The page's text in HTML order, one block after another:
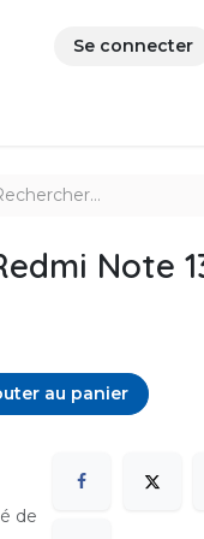
Se connecter
Note
au panier
de